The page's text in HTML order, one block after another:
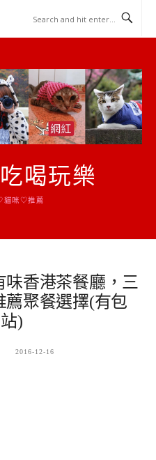
喝玩樂
貓咪♡推薦
味香港茶餐廳，三
薦聚餐選擇(有包
)
2016-12-16